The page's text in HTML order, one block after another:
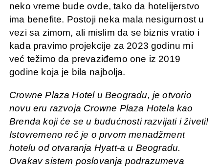
neko vreme bude ovde, tako da hotelijerstvo
ima benefite. Postoji neka mala nesigurnost u
vezi sa zimom, ali mislim da se biznis vratio i
kada pravimo projekcije za 2023 godinu mi
već težimo da prevaziđemo one iz 2019
godine koja je bila najbolja.
Crowne Plaza Hotel u Beogradu, je otvorio
novu eru razvoja Crowne Plaza Hotela kao
Brenda koji će se u budućnosti razvijati i živeti!
Istovremeno reč je o prvom menadžment
hotelu od otvaranja Hyatt-a u Beogradu.
Ovakav sistem poslovanja podrazumeva